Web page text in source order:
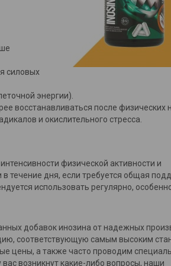
силовых
энергии).
восстанавливаться после физических
и окислительного стресса.
физической активности и
течение дня, если требуется общая
использовать регулярно,
добавок инозина от надежных
соответствующую самым высоким
цены, а также часто проводим
возникнут какие-либо вопросы, наши